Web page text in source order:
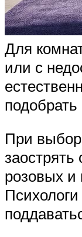
Для
или с
При
розовых и